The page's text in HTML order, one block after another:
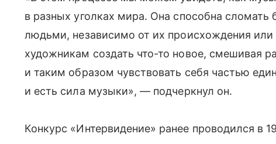
в разных уголках мира. Она способна
людьми, независимо от их происхождения
художникам создать что-то новое, смешивая
и таким образом чувствовать себя частью
и есть сила музыки», — подчеркнул он.
Конкурс «Интервидение» ранее проводился в